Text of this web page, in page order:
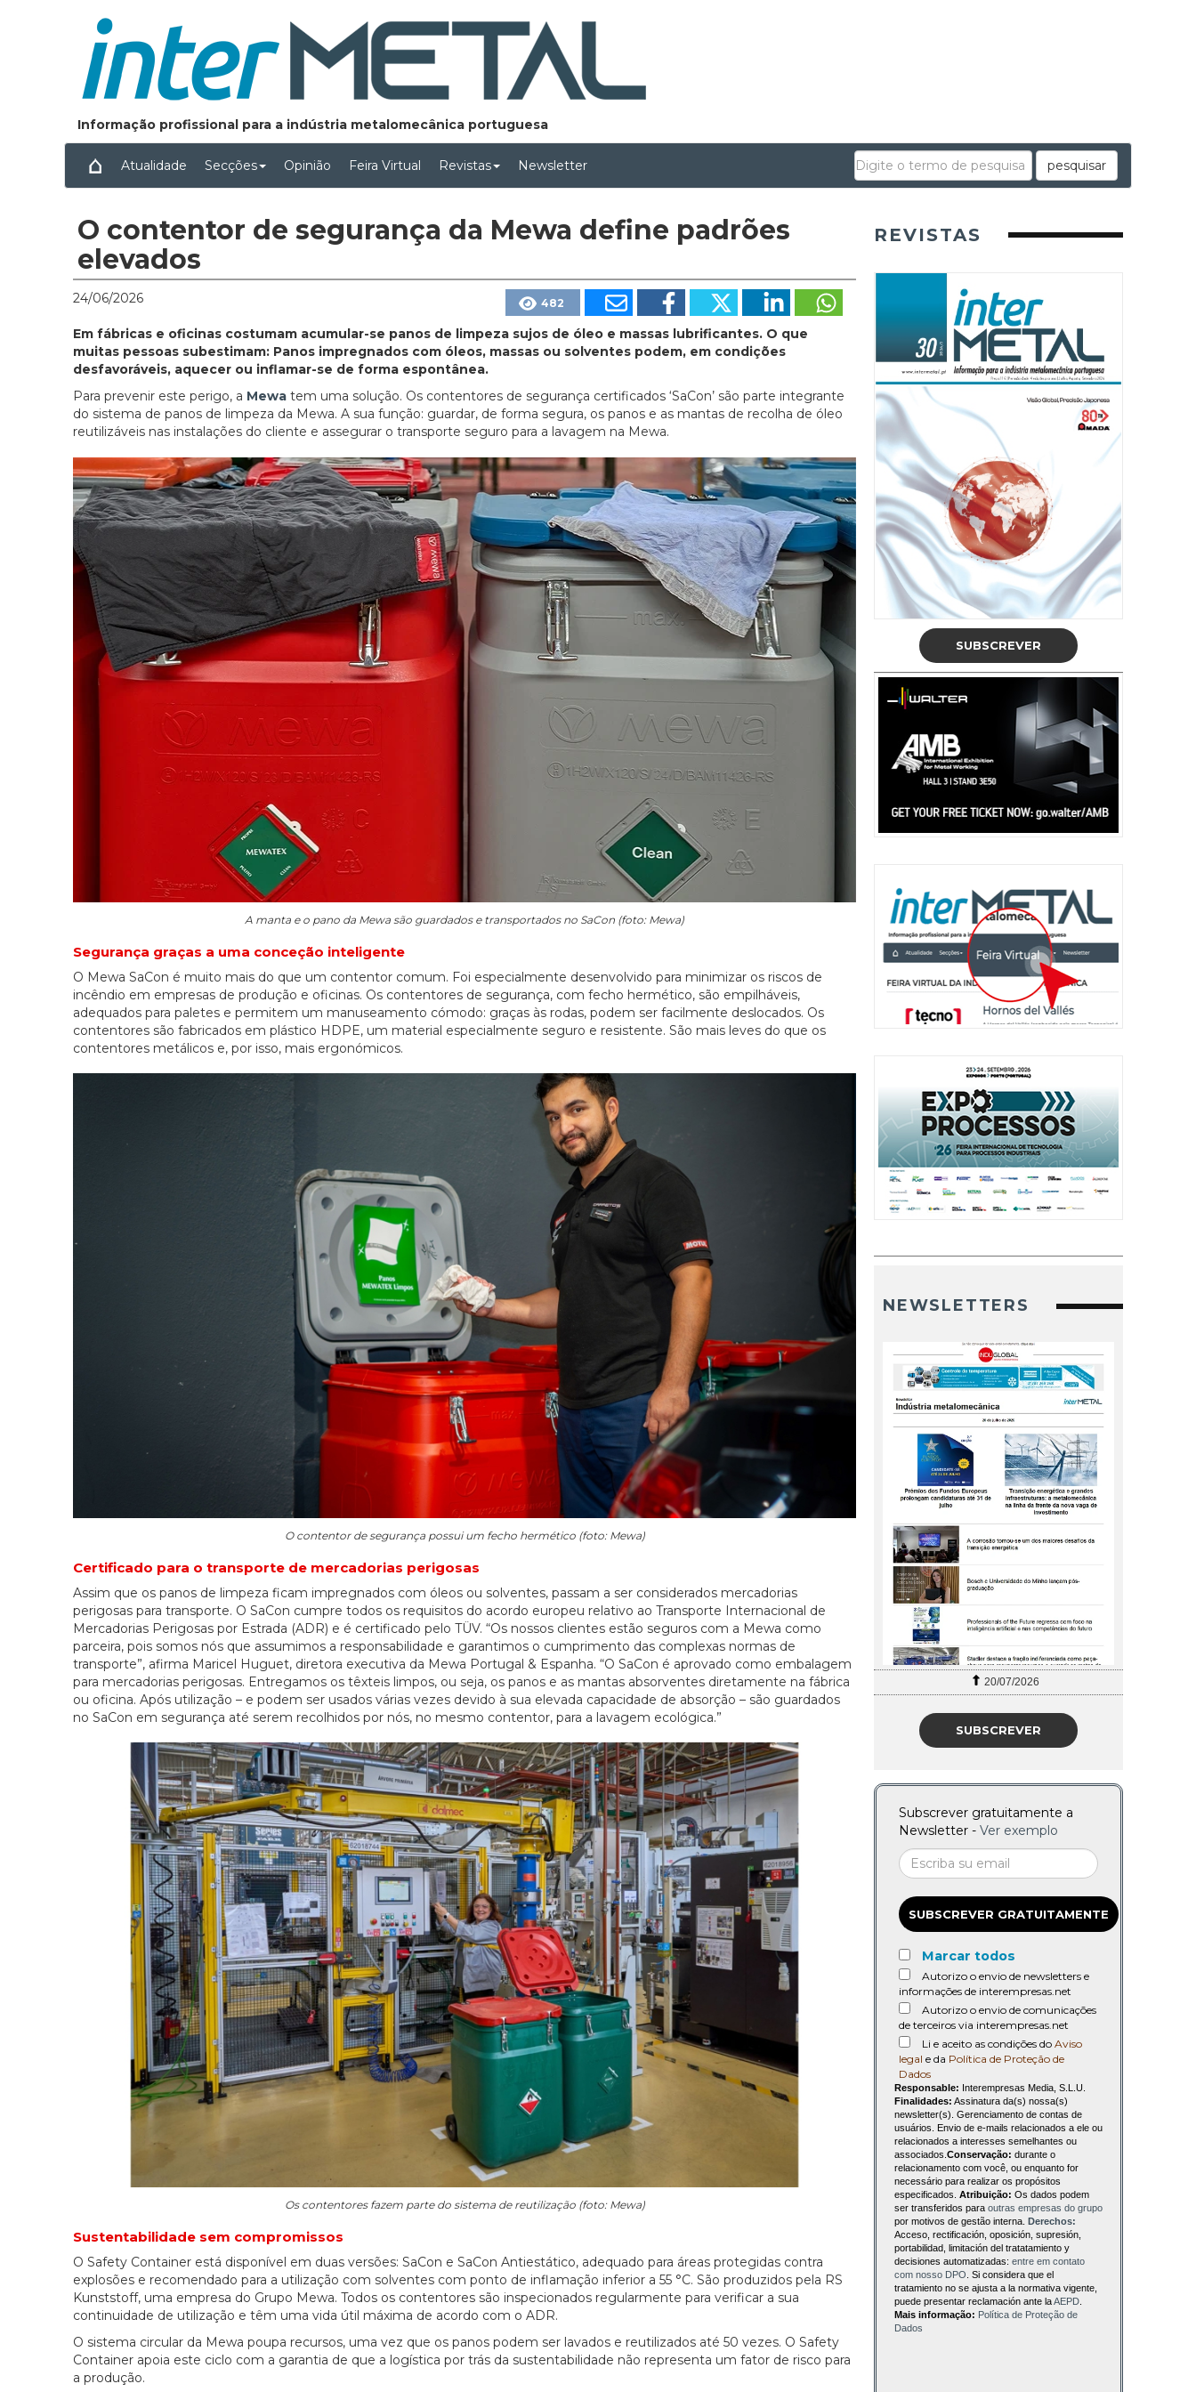
Informação profissional para a indústria metalomecânica portuguesa
Atualidade Secções Opinião Feira Virtual Revistas Newsletter pesquisar
O contentor de segurança da Mewa define padrões
elevados
24/06/2026 482
Em fábricas e oficinas costumam acumular-se panos de limpeza sujos de óleo e massas lubrificantes. O que
muitas pessoas subestimam: Panos impregnados com óleos, massas ou solventes podem, em condições
desfavoráveis, aquecer ou inflamar-se de forma espontânea.
Para prevenir este perigo, a Mewa tem uma solução. Os contentores de segurança certificados ‘SaCon’ são parte integrante
do sistema de panos de limpeza da Mewa. A sua função: guardar, de forma segura, os panos e as mantas de recolha de óleo
reutilizáveis nas instalações do cliente e assegurar o transporte seguro para a lavagem na Mewa.
A manta e o pano da Mewa são guardados e transportados no SaCon (foto: Mewa)
Segurança graças a uma conceção inteligente
O Mewa SaCon é muito mais do que um contentor comum. Foi especialmente desenvolvido para minimizar os riscos de
incêndio em empresas de produção e oficinas. Os contentores de segurança, com fecho hermético, são empilháveis,
adequados para paletes e permitem um manuseamento cómodo: graças às rodas, podem ser facilmente deslocados. Os
contentores são fabricados em plástico HDPE, um material especialmente seguro e resistente. São mais leves do que os
contentores metálicos e, por isso, mais ergonómicos.
O contentor de segurança possui um fecho hermético (foto: Mewa)
Certificado para o transporte de mercadorias perigosas
Assim que os panos de limpeza ficam impregnados com óleos ou solventes, passam a ser considerados mercadorias
perigosas para transporte. O SaCon cumpre todos os requisitos do acordo europeu relativo ao Transporte Internacional de
Mercadorias Perigosas por Estrada (ADR) e é certificado pelo TÜV. “Os nossos clientes estão seguros com a Mewa como
parceira, pois somos nós que assumimos a responsabilidade e garantimos o cumprimento das complexas normas de
transporte”, afirma Maricel Huguet, diretora executiva da Mewa Portugal & Espanha. “O SaCon é aprovado como embalagem
para mercadorias perigosas. Entregamos os têxteis limpos, ou seja, os panos e as mantas absorventes diretamente na fábrica
ou oficina. Após utilização – e podem ser usados várias vezes devido à sua elevada capacidade de absorção – são guardados
no SaCon em segurança até serem recolhidos por nós, no mesmo contentor, para a lavagem ecológica.”
Os contentores fazem parte do sistema de reutilização (foto: Mewa)
Sustentabilidade sem compromissos
O Safety Container está disponível em duas versões: SaCon e SaCon Antiestático, adequado para áreas protegidas contra
explosões e recomendado para a utilização com solventes com ponto de inflamação inferior a 55 °C. São produzidos pela RS
Kunststoff, uma empresa do Grupo Mewa. Todos os contentores são inspecionados regularmente para verificar a sua
continuidade de utilização e têm uma vida útil máxima de acordo com o ADR.
O sistema circular da Mewa poupa recursos, uma vez que os panos podem ser lavados e reutilizados até 50 vezes. O Safety
Container apoia este ciclo com a garantia de que a logística por trás da sustentabilidade não representa um fator de risco para
a produção.
REVISTAS
SUBSCREVER
NEWSLETTERS
20/07/2026 27/07/2026 20/07/2026
SUBSCREVER
Subscrever gratuitamente a
Newsletter - Ver exemplo
SUBSCREVER GRATUITAMENTE
Marcar todos
Autorizo o envio de newsletters e
informações de interempresas.net
Autorizo o envio de comunicações
de terceiros via interempresas.net
Li e aceito as condições do Aviso
legal e da Política de Proteção de
Dados
Responsable: Interempresas Media, S.L.U.
Finalidades: Assinatura da(s) nossa(s)
newsletter(s). Gerenciamento de contas de
usuários. Envio de e-mails relacionados a ele ou
relacionados a interesses semelhantes ou
associados. Conservação: durante o
relacionamento com você, ou enquanto for
necessário para realizar os propósitos
especificados. Atribuição: Os dados podem
ser transferidos para outras empresas do grupo
por motivos de gestão interna. Derechos:
Acceso, rectificación, oposición, supresión,
portabilidad, limitación del tratatamiento y
decisiones automatizadas: entre em contato
com nosso DPO . Si considera que el
tratamiento no se ajusta a la normativa vigente,
puede presentar reclamación ante laAEPD
Mais informação: Política de Proteção de
Dados